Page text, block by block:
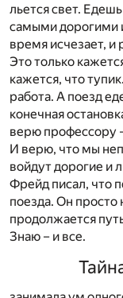
льется свет.
самыми дорогими
время исчезает, и
Это только
кажется, что
работа. А поезд
конечная
верю профессору
И верю, что мы
войдут дорогие и
Фрейд писал, что
поезда. Он просто
продолжается
Знаю – и все.